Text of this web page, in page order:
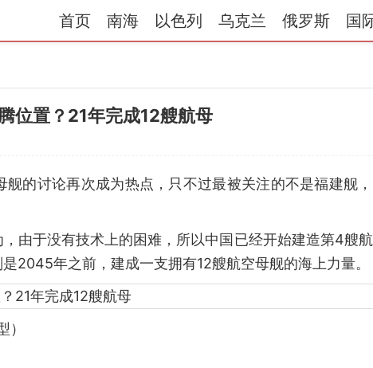
首页 南海 以色列 乌克兰 俄罗斯 国
位置？21年完成12艘航母
的讨论再次成为热点，只不过最被关注的不是福建舰
由于没有技术上的困难，所以中国已经开始建造第4艘航
2045年之前，建成一支拥有12艘航空母舰的海上力量。